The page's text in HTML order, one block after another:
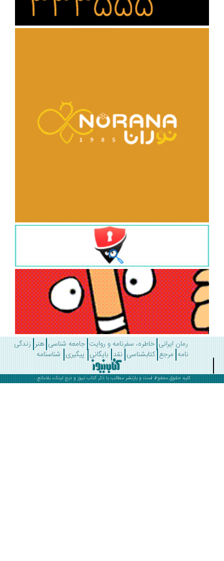
رمان ایرانی خاطره، سفرنامه و روایت جامعه شناسی هنر زندگی
مرجع کتابشناسی نقد بایگانی پیگیری شناسنامه
کلیه حقوق محفوظ است و بازنشر مطالب با ذکرکتاب نیوزو درج لینک، بلامانع .